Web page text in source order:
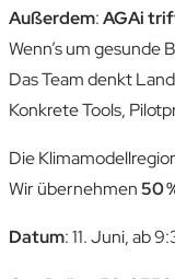
Außerdem:AGAi
Wenn’s um gesunde
Das Team denkt
Konkrete Tools,
Die
Wir übernehmen50
Datum: 11. Juni, ab